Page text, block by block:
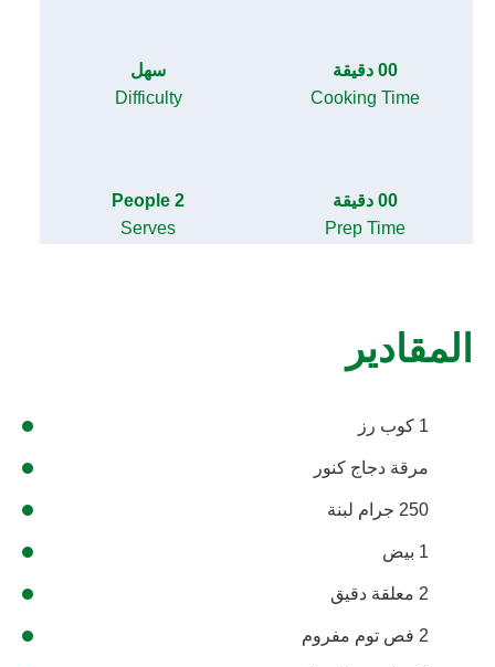
00 دقيقة
Cooking Time
سهل
Difficulty
00 دقيقة
Prep Time
2 People
Serves
المقادير
1 كوب رز
مرقة دجاج كنور
250 جرام لبنة
1 بيض
2 معلقة دقيق
2 فص توم مفروم